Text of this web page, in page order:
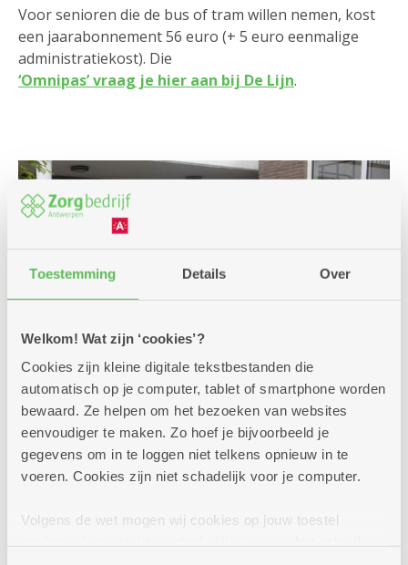
Toestemming Details Over
Welkom! Wat zijn ‘cookies’?
Cookies zijn kleine digitale tekstbestanden die
automatisch op je computer, tablet of smartphone worden
bewaard. Ze helpen om het bezoeken van websites
eenvoudiger te maken. Zo hoef je bijvoorbeeld je
gegevens om in te loggen niet telkens opnieuw in te
voeren. Cookies zijn niet schadelijk voor je computer.
Volgens de wet mogen wij cookies op jouw toestel
Voor senioren die de bus of tram willen nemen, kost
een jaarabonnement 56 euro (+ 5 euro eenmalige
administratiekost). Die
‘Omnipas’ vraag je hier aan bij De Lijn.
Een premie of andere
financiële steun?
Voor jouw verplaatsingen met de auto, een bus,